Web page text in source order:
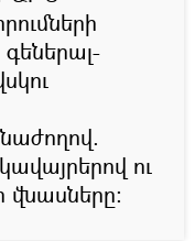
ու
վնասները: